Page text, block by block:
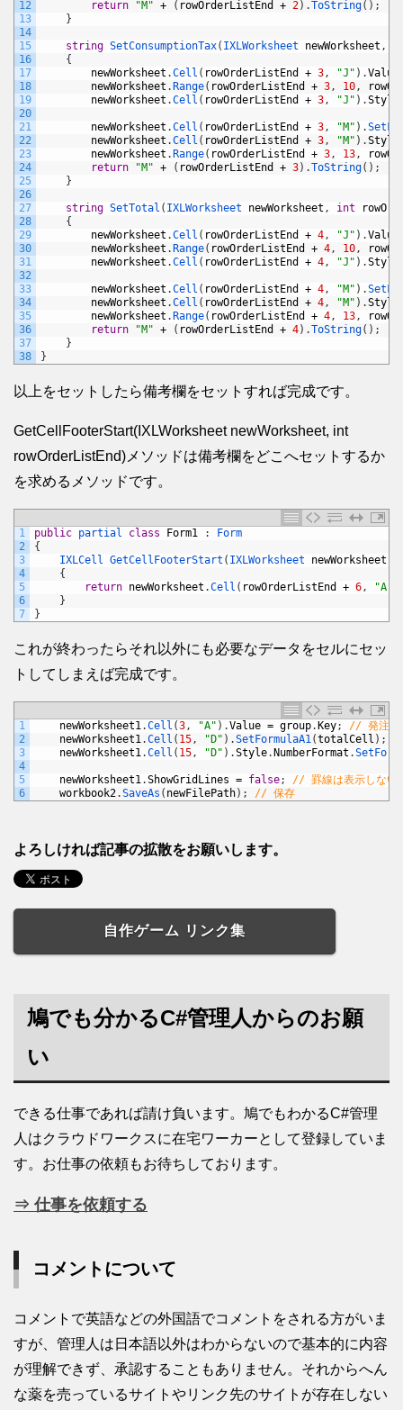
12
13
14
15
16
17
18
19
20
21
22
23
24
25
26
27
28
29
30
31
32
33
34
35
36
37
38
return "M" + ( rowOrderListEnd + 2) .ToString( ) ;
}
string SetConsumptionTax( IXLWorksheet newWorksheet ,
{
newWorksheet .Cell ( rowOrderListEnd + 3, "J" ) .Value
newWorksheet . Range( rowOrderListEnd + 3, 10,
newWorksheet .Cell ( rowOrderListEnd + 3, "J" ) .Style
newWorksheet .Cell ( rowOrderListEnd + 3, "M" ) .
newWorksheet .Cell ( rowOrderListEnd + 3, "M" ) .Style
newWorksheet . Range( rowOrderListEnd + 3, 13,
return
"M" + ( rowOrderListEnd + 3) .ToString( ) ;
}
string SetTotal ( IXLWorksheet newWorksheet , int
{
newWorksheet .Cell ( rowOrderListEnd + 4, "J" ) .Value
newWorksheet . Range( rowOrderListEnd + 4, 10,
newWorksheet .Cell ( rowOrderListEnd + 4, "J" ) .Style
newWorksheet .Cell ( rowOrderListEnd + 4, "M" ) .
newWorksheet .Cell ( rowOrderListEnd + 4, "M" ) .Style
newWorksheet . Range( rowOrderListEnd + 4, 13,
return
"M" + ( rowOrderListEnd + 4) .ToString( ) ;
}
}
以上をセットしたら備考欄をセットすれば完成です。
GetCellFooterStart(IXLWorksheet newWorksheet, int
rowOrderListEnd)メソッドは備考欄をどこへセットするか
を求めるメソッドです。
1
2
3
4
5
6
7
public partial class Form1 :
Form
{
IXLCell GetCellFooterStart ( IXLWorksheet newWorksheet
{
return newWorksheet .Cell ( rowOrderListEnd + 6, "A"
}
}
これが終わったらそれ以外にも必要なデータをセルにセッ
トしてしまえば完成です。
1
2
3
4
5
6
newWorksheet1.Cell (3, "A" ) .Value = group. Key;
// 発注先
newWorksheet1.Cell ( 15, "D" ) .SetFormulaA1(totalCell ) ;
newWorksheet1.Cell ( 15, "D" ) .Style. NumberFormat .
newWorksheet1.ShowGridLines = false;
// 罫線は表示しない
workbook2.SaveAs ( newFilePath) ; // 保存
よろしければ記事の拡散をお願いします。
自作ゲーム リンク集
鳩でも分かるC#管理人からのお願
い
できる仕事であれば請け負います。鳩でもわかるC#管理
人はクラウドワークスに在宅ワーカーとして登録していま
す。お仕事の依頼もお待ちしております。
⇒ 仕事を依頼する
コメントについて
コメントで英語などの外国語でコメントをされる方がいま
すが、管理人は日本語以外はわからないので基本的に内容
が理解できず、承認することもありません。それからへん
な薬を売っているサイトやリンク先のサイトが存在しない